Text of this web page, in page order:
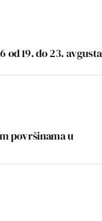
od 19. do 23. avgusta
površinama u